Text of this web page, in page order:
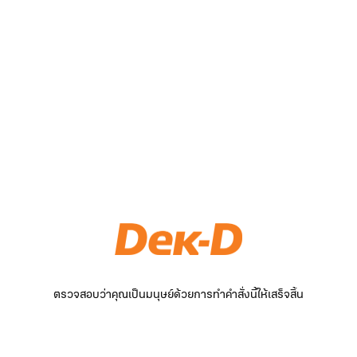
ตรวจสอบว่าคุณเป็นมนุษย์ด้วยการทำคำสั่งนี้ให้เสร็จสิ้น